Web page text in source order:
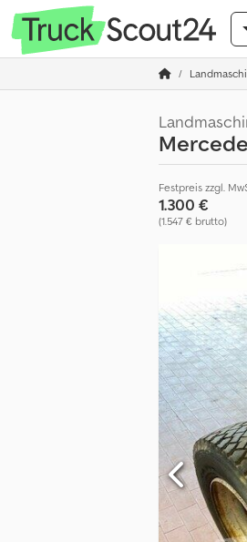
Festpreis zzgl.
1.300 €
(1.547 € brutto)